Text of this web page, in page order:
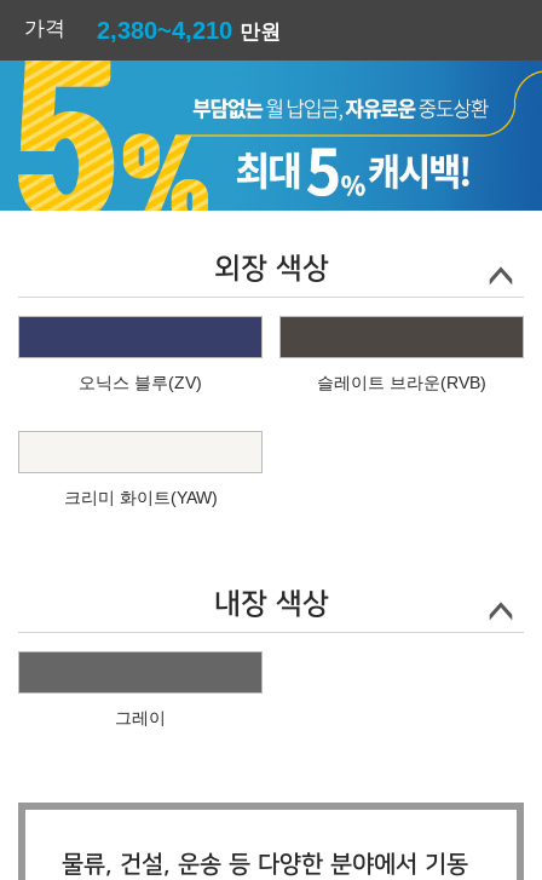
가격
2,380~4,210 만원
외장 색상
오닉스 블루(ZV) 슬레이트 브라운(RVB)
크리미 화이트(YAW)
내장 색상
그레이
물류, 건설, 운송 등 다양한 분야에서 기동